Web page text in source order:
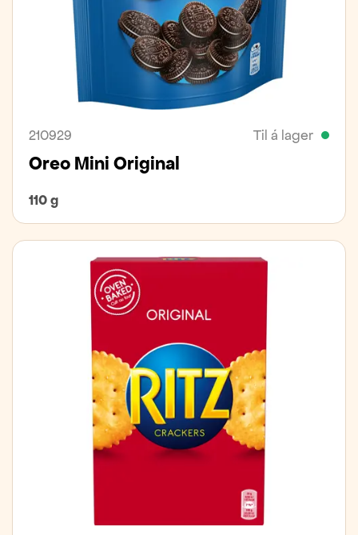
210929 Til á lager
Oreo Mini Original
110 g